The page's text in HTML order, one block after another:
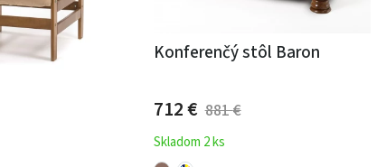
Konferenčý stôl Baron
712€ 881€
Skladom 2 ks